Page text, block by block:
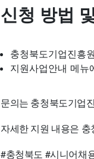
신청 방법
충청북도기업진흥
지원사업안내 메뉴
문의는 충청북도기업
자세한 지원 내용은
#충청북도 #시니어채